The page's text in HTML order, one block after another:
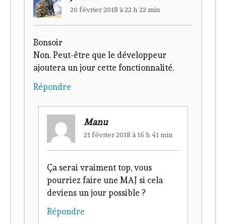
20 février 2018 à 22 h 22 min
Bonsoir
Non. Peut-être que le développeur
ajoutera un jour cette fonctionnalité.
Répondre
Manu
21 février 2018 à 16 h 41 min
Ça serai vraiment top, vous
pourriez faire une MAJ si cela
deviens un jour possible ?
Répondre